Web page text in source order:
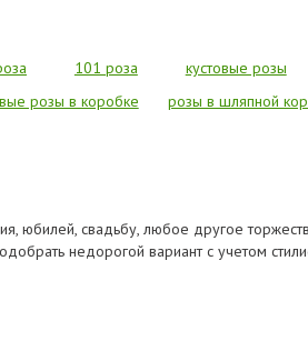
101 роза кустовые розы
розы в коробке розы в шляпной
юбилей, свадьбу, любое другое
недорогой вариант с учетом